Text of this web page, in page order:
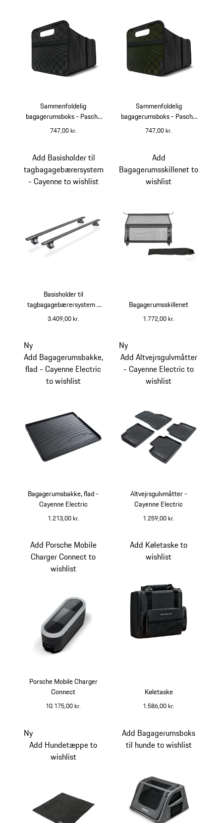
Sammenfoldelig
bagagerumsboks - Pascha
sort/mørk sølv
747,00 kr.
Sammenfoldelig
bagagerumsboks - Pascha
sort/oliven neo
747,00 kr.
Basisholder til
tagbagagebærersystem -
Cayenne
3.409,00 kr.
Add Basisholder til
tagbagagebærersystem
- Cayenne to wishlist
Bagagerumsskillenet
1.772,00 kr.
Add
Bagagerumsskillenet to
wishlist
Bagagerumsbakke, flad -
Cayenne Electric
1.213,00 kr.
Ny
Add Bagagerumsbakke,
flad - Cayenne Electric
to wishlist
Altvejrsgulvmåtter -
Cayenne Electric
1.259,00 kr.
Ny
Add Altvejrsgulvmåtter
- Cayenne Electric to
wishlist
Porsche Mobile Charger
Connect
10.175,00 kr.
Add Porsche Mobile
Charger Connect to
wishlist
Køletaske
1.586,00 kr.
Add Køletaske to
wishlist
Ny
Add Hundetæppe to
wishlist
Add Bagagerumsboks
til hunde to wishlist